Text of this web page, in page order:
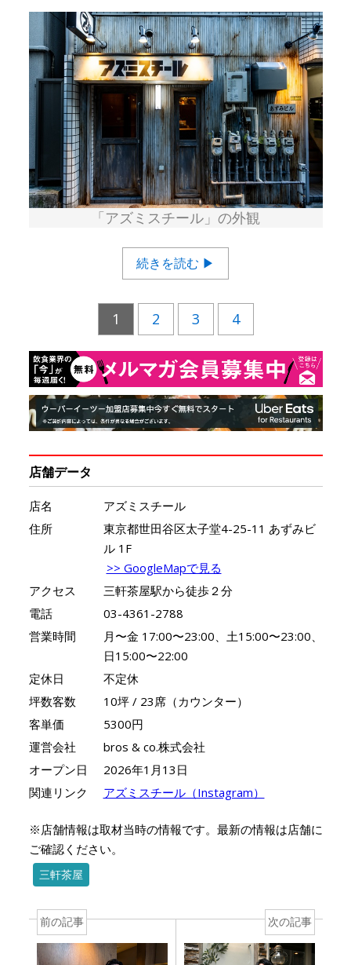
「アズミスチール」の外観
続きを読む ▶
1 2 3 4
店舗データ
店名
アズミスチール
住所
東京都世田谷区太子堂4-25-11 あずみビ
ル 1F
>> GoogleMapで見る
アクセス
三軒茶屋駅から徒歩２分
電話
03-4361-2788
営業時間
月〜金 17:00〜23:00、土15:00〜23:00、
日15:00〜22:00
定休日
不定休
坪数客数
10坪 / 23席（カウンター）
客単価
5300円
運営会社
bros & co.株式会社
オープン日
2026年1月13日
関連リンク
アズミスチール（Instagram）
※店舗情報は取材当時の情報です。最新の情報は店舗に
ご確認ください。
三軒茶屋
前の記事 次の記事